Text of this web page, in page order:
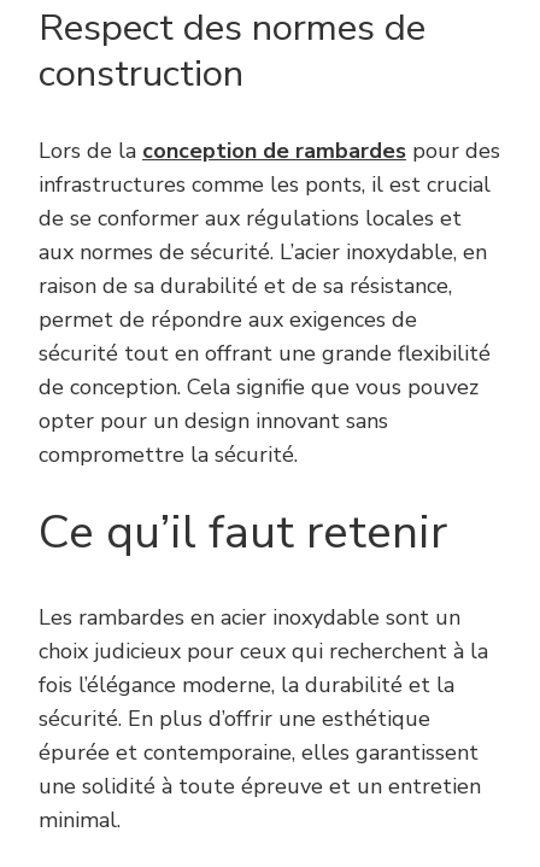
Respect des normes de
construction
Lors de la conception de rambardes pour des
infrastructures comme les ponts, il est crucial
de se conformer aux régulations locales et
aux normes de sécurité. L’acier inoxydable, en
raison de sa durabilité et de sa résistance,
permet de répondre aux exigences de
sécurité tout en offrant une grande flexibilité
de conception. Cela signifie que vous pouvez
opter pour un design innovant sans
compromettre la sécurité.
Ce qu’il faut retenir
Les rambardes en acier inoxydable sont un
choix judicieux pour ceux qui recherchent à la
fois l’élégance moderne, la durabilité et la
sécurité. En plus d’offrir une esthétique
épurée et contemporaine, elles garantissent
une solidité à toute épreuve et un entretien
minimal.